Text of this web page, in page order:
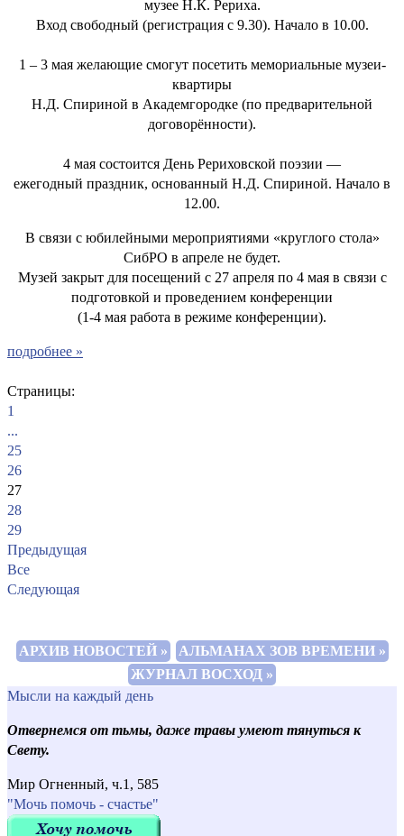
музее Н.К. Рериха.
Вход свободный (регистрация с 9.30). Начало в 10.00.
1 – 3 мая желающие смогут посетить мемориальные музеи-
квартиры
Н.Д. Спириной в Академгородке (по предварительной
договорённости).
4 мая состоится День Рериховской поэзии —
ежегодный праздник, основанный Н.Д. Спириной. Начало в
12.00.
В связи с юбилейными мероприятиями «круглого стола»
СибРО в апреле не будет.
Музей закрыт для посещений с 27 апреля по 4 мая в связи с
подготовкой и проведением конференции
(1-4 мая работа в режиме конференции).
подробнее »
Страницы:
1
...
25
26
27
28
29
Предыдущая
Все
Следующая
АРХИВ НОВОСТЕЙ »
АЛЬМАНАХ ЗОВ ВРЕМЕНИ »
ЖУРНАЛ ВОСХОД »
Мысли на каждый день
Отвернемся от тьмы, даже травы умеют тянуться к
Свету.
Мир Огненный, ч.1, 585
"Мочь помочь - счастье"